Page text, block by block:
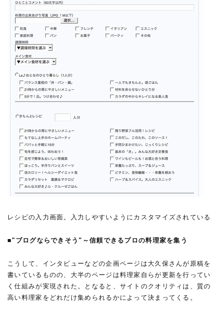
レシピの入力画面。入力しやすいようにカスタマイズされている
■"ブログならできそう"～信頼できるプロの料理家を集う
こうして、インタビューなどの企画ページは大久保さんが原稿を
書いているものの、大半のページは料理家自らが更新を行ってい
く仕組みが実現された。となると、サイトのクオリティは、質の
高い料理家をどれだけ集められるかによって決まってくる。